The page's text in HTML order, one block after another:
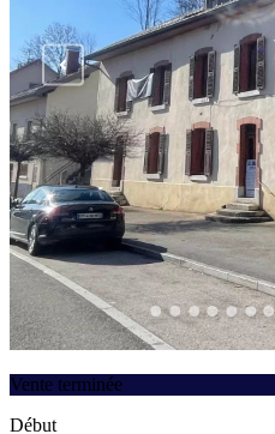
Vente terminée
Début